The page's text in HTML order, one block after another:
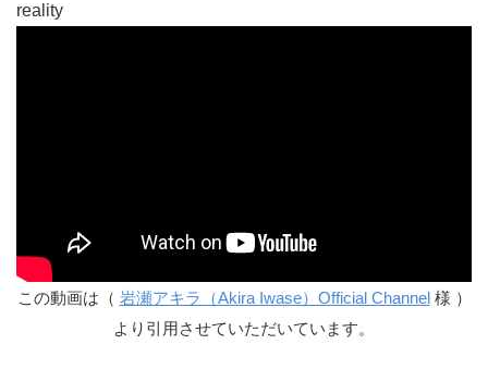
reality
この動画は（ 岩瀬アキラ（Akira Iwase）Official Channel様 ）
より引用させていただいています。